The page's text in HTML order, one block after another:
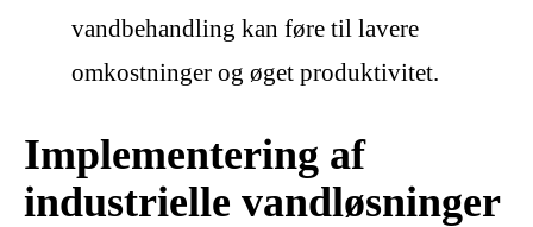
vandbehandling kan føre til lavere
omkostninger og øget produktivitet.
Implementering af
industrielle vandløsninger